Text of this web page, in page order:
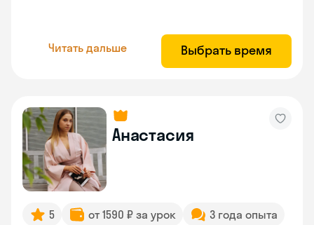
Читать дальше Выбрать время
Анастасия
5 от 1590 ₽ за урок
3 года опыта